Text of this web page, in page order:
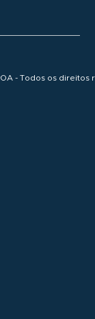
- Todos os direitos